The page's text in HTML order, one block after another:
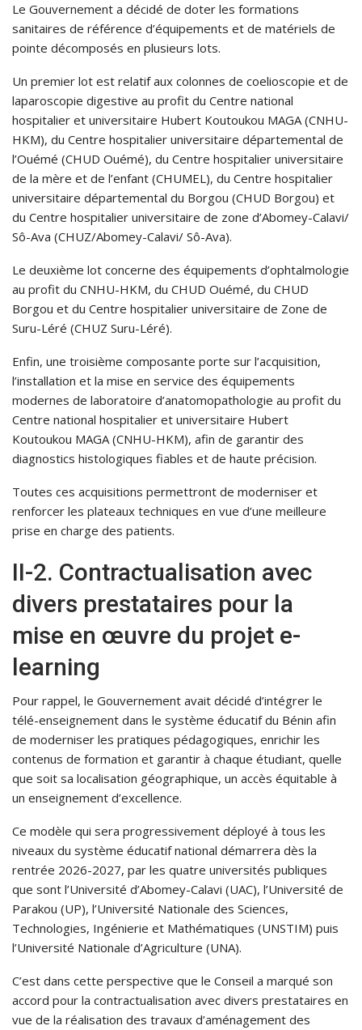
Le Gouvernement a décidé de doter les formations
sanitaires de référence d’équipements et de matériels de
pointe décomposés en plusieurs lots.
Un premier lot est relatif aux colonnes de coelioscopie et de
laparoscopie digestive au profit du Centre national
hospitalier et universitaire Hubert Koutoukou MAGA (CNHU-
HKM), du Centre hospitalier universitaire départemental de
l’Ouémé (CHUD Ouémé), du Centre hospitalier universitaire
de la mère et de l’enfant (CHUMEL), du Centre hospitalier
universitaire départemental du Borgou (CHUD Borgou) et
du Centre hospitalier universitaire de zone d’Abomey-Calavi/
Sô-Ava (CHUZ/Abomey-Calavi/ Sô-Ava).
Le deuxième lot concerne des équipements d’ophtalmologie
au profit du CNHU-HKM, du CHUD Ouémé, du CHUD
Borgou et du Centre hospitalier universitaire de Zone de
Suru-Léré (CHUZ Suru-Léré).
Enfin, une troisième composante porte sur l’acquisition,
l’installation et la mise en service des équipements
modernes de laboratoire d’anatomopathologie au profit du
Centre national hospitalier et universitaire Hubert
Koutoukou MAGA (CNHU-HKM), afin de garantir des
diagnostics histologiques fiables et de haute précision.
Toutes ces acquisitions permettront de moderniser et
renforcer les plateaux techniques en vue d’une meilleure
prise en charge des patients.
II-2. Contractualisation avec
divers prestataires pour la
mise en œuvre du projet e-
learning
Pour rappel, le Gouvernement avait décidé d’intégrer le
télé-enseignement dans le système éducatif du Bénin afin
de moderniser les pratiques pédagogiques, enrichir les
contenus de formation et garantir à chaque étudiant, quelle
que soit sa localisation géographique, un accès équitable à
un enseignement d’excellence.
Ce modèle qui sera progressivement déployé à tous les
niveaux du système éducatif national démarrera dès la
rentrée 2026-2027, par les quatre universités publiques
que sont l’Université d’Abomey-Calavi (UAC), l’Université de
Parakou (UP), l’Université Nationale des Sciences,
Technologies, Ingénierie et Mathématiques (UNSTIM) puis
l’Université Nationale d’Agriculture (UNA).
C’est dans cette perspective que le Conseil a marqué son
accord pour la contractualisation avec divers prestataires en
vue de la réalisation des travaux d’aménagement des